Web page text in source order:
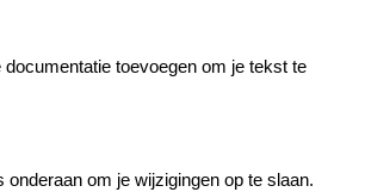
toevoegen om je tekst te
onderaan om je wijzigingen op te slaan.